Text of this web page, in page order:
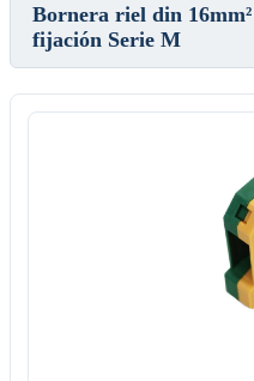
Bornera riel din
fijación Serie M